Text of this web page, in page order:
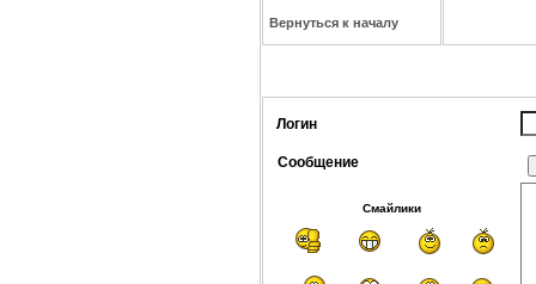
Вернуться к началу
Логин
Сообщение
Смайлики